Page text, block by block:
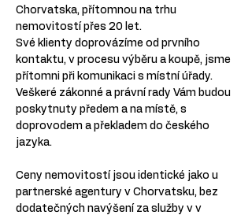
Chorvatska, přítomnou na trhu
nemovitostí přes 20 let.
Své klienty doprovázíme od prvního
kontaktu, v procesu výběru a koupě, jsme
přítomni při komunikaci s místní úřady.
Veškeré zákonné a právní rady Vám budou
poskytnuty předem a na místě, s
doprovodem a překladem do českého
jazyka.
Ceny nemovitostí jsou identické jako u
partnerské agentury v Chorvatsku, bez
dodatečných navýšení za služby v v